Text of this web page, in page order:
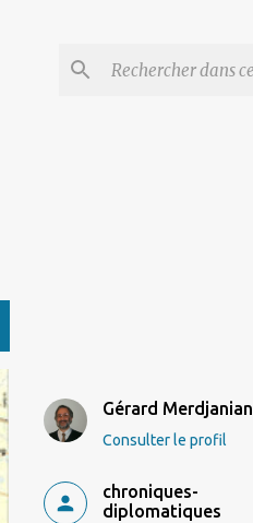
Gérard Merdjanian
Consulter le profil
chroniques-
diplomatiques